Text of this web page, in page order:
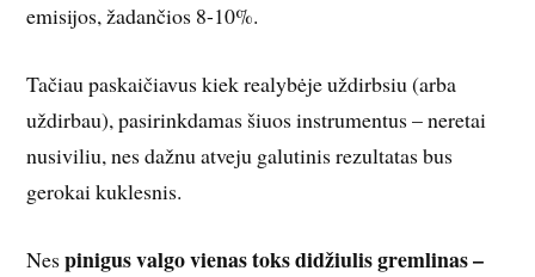
emisijos, žadančios 8-10%.
Tačiau paskaičiavus kiek realybėje uždirbsiu (arba
uždirbau), pasirinkdamas šiuos instrumentus – neretai
nusiviliu, nes dažnu atveju galutinis rezultatas bus
gerokai kuklesnis.
Nespinigus valgo vienas toks didžiulis gremlinas –